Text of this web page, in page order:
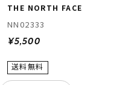
THE NORTH FACE
NN02333
¥5,500